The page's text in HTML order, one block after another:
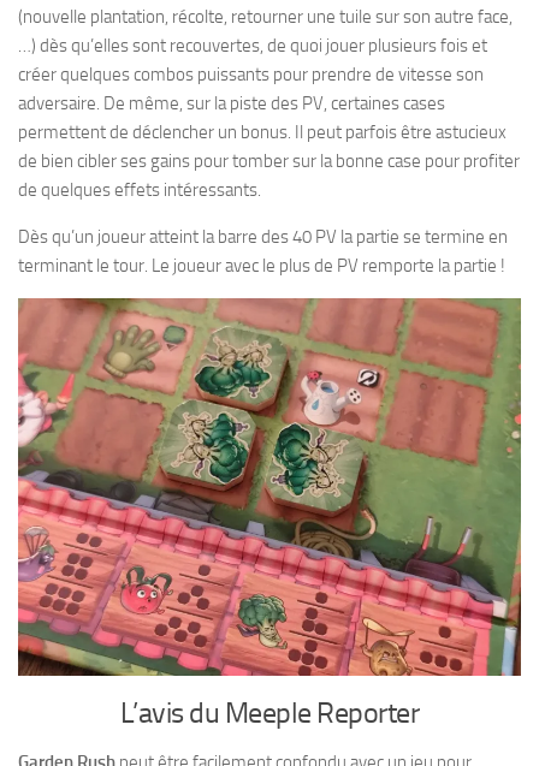
(nouvelle plantation, récolte, retourner une tuile sur son autre face,
…) dès qu’elles sont recouvertes, de quoi jouer plusieurs fois et
créer quelques combos puissants pour prendre de vitesse son
adversaire. De même, sur la piste des PV, certaines cases
permettent de déclencher un bonus. Il peut parfois être astucieux
de bien cibler ses gains pour tomber sur la bonne case pour profiter
de quelques effets intéressants.
Dès qu’un joueur atteint la barre des 40 PV la partie se termine en
terminant le tour. Le joueur avec le plus de PV remporte la partie !
L’avis du Meeple Reporter